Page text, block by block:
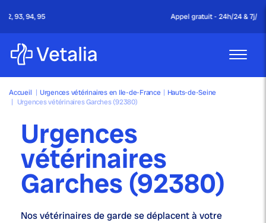
Appel gratuit - 24h/24 & 7j/7
Accueil | Urgences vétérinaires en Ile-de-France | Hauts-de-Seine
| Urgences vétérinaires Garches (92380)
Urgences
vétérinaires
Garches (92380)
Nosvétérinaires de gardese déplacent à votre